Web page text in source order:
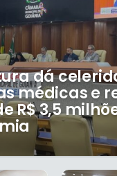
dá
médicas e
R$ 3,5